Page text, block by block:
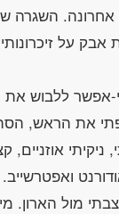
השגרה
על
אפשר ללבוש את
את הראש,
אוזניים,
מול הארון.